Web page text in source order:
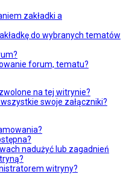
zakładki a
do wybranych tematów
forum, tematu?
na tej witrynie?
swoje załączniki?
nadużyć lub zagadnień
witryny?